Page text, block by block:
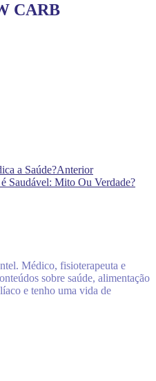
CARB
a Saúde?Anterior
Saudável: Mito Ou Verdade?
Médico, fisioterapeuta e
sobre saúde, alimentação
e tenho uma vida de